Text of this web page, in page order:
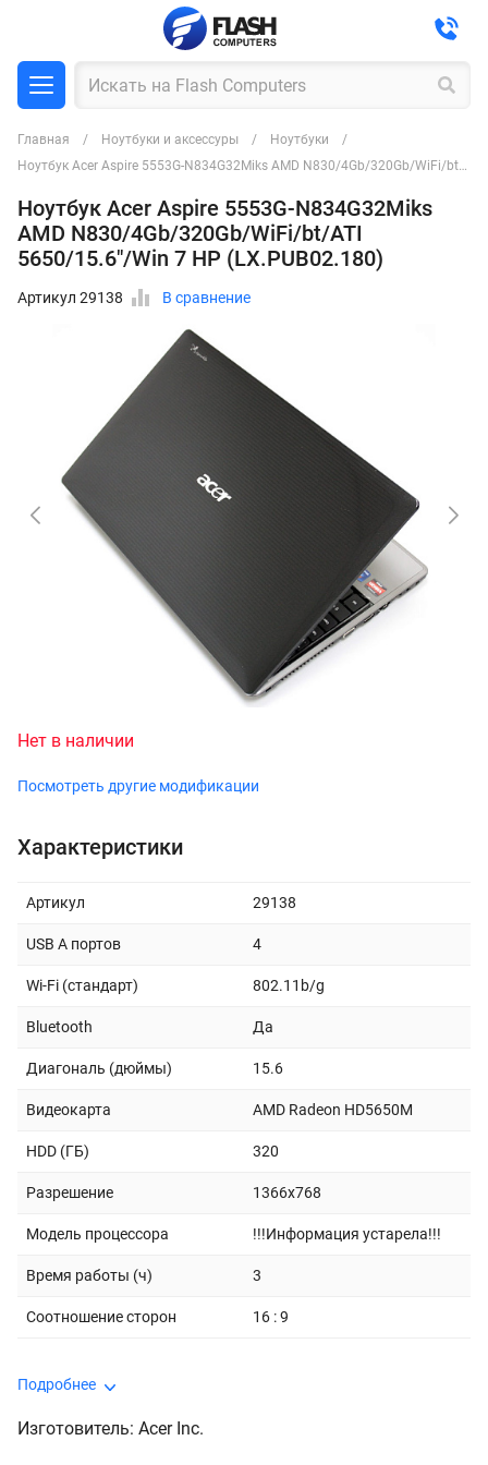
Главная Ноутбуки и аксессуры
Ноутбуки
Ноутбук Acer Aspire 5553G-N834G32Miks AMD N830/4Gb/320Gb/WiFi/bt/ATI 5650/15.6"/Win 7 HP (LX.PUB02.180)
Ноутбук Acer Aspire 5553G-N834G32Miks
AMD N830/4Gb/320Gb/WiFi/bt/ATI
5650/15.6"/Win 7 HP (LX.PUB02.180)
Артикул 29138 В сравнение
Нет в наличии
Посмотреть другие модификации
Характеристики
Артикул 29138
USB A портов 4
Wi-Fi (стандарт) 802.11b/g
Bluetooth Да
Диагональ (дюймы) 15.6
Видеокарта AMD Radeon HD5650M
HDD (ГБ) 320
Разрешение 1366x768
Модель процессора !!!Информация устарела!!!
Время работы (ч) 3
Соотношение сторон 16 : 9
Подробнее
Изготовитель: Acer Inc.